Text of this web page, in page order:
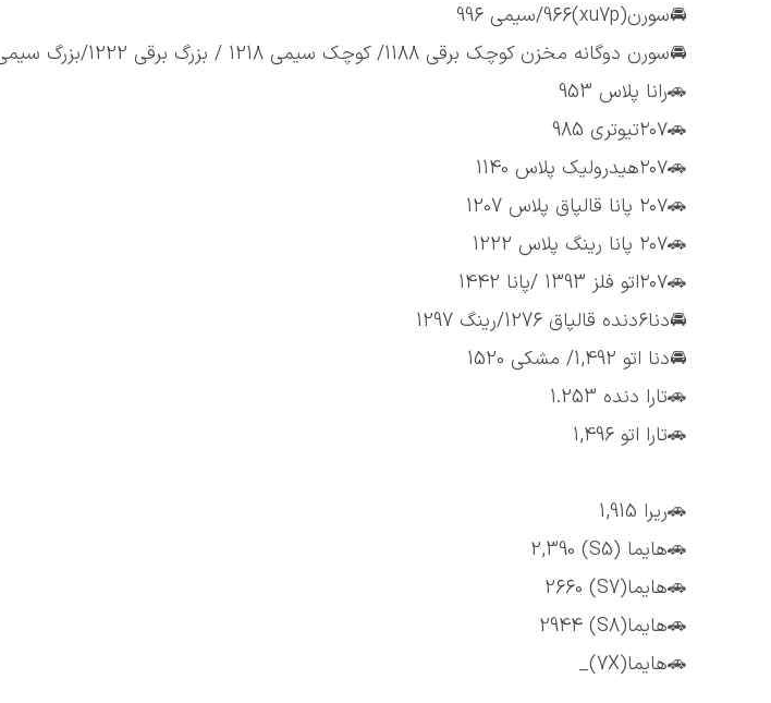
🚘سورن(xu7p)966/سیمی 996
🚘سورن دوگانه مخزن کوچک برقی 1188/ کوچک سیمی 1218 / بزرگ برقی 1222/بزرگ سیمی 1284
🚗رانا پلاس 953
🚗۲۰۷تیوتری 985
🚗۲۰۷هیدرولیک پلاس 1140
🚗۲۰۷ پانا قالپاق پلاس 1207
🚗۲۰۷ پانا رینگ پلاس 1222
🚗۲۰۷اتو فلز 1393 /پانا 1442
🚘دنا۶دنده قالپاق 1276/رینگ 1297
🚘دنا اتو 1,492/ مشکی 1520
🚗تارا دنده 1.253
🚗تارا اتو 1,496
🚗ریرا 1,915
🚗هایما (S5) 2,390
🚗هایما(S7) 2660
🚗هایما(S8) 2944
🚗هایما(7X)_